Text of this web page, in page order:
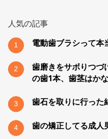
人気の記事
1 電動歯ブラシって本
2
歯磨きをサボりつ
の歯1本、歯茎はか
3 歯石を取りに行った
4 歯の矯正してる成人